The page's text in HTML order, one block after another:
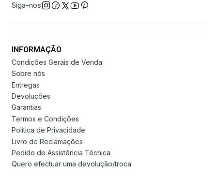
Siga-nos
INFORMAÇÃO
Condições Gerais de Venda
Sobre nós
Entregas
Devoluções
Garantias
Termos e Condições
Política de Privacidade
Livro de Reclamações
Pedido de Assistência Técnica
Quero efectuar uma devolução/troca